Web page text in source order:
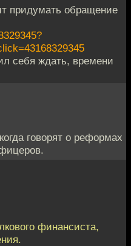
придумать обращение
себя ждать, времени
говорят о реформах
финансиста,